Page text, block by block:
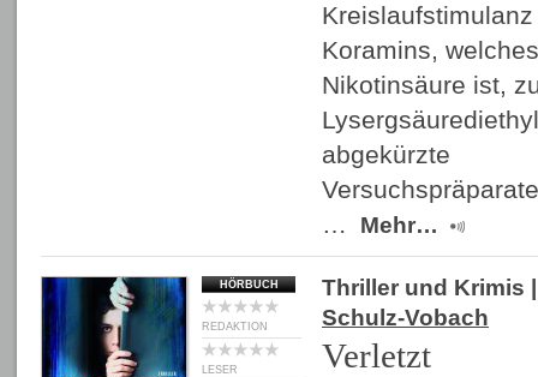
Koramins,
Nikotinsäure ist,
abgekürzte
…
Mehr…
HÖRBUCH
REDAKTION
LESER
Thriller und Krimis
Schulz-Vobach
Verletzt